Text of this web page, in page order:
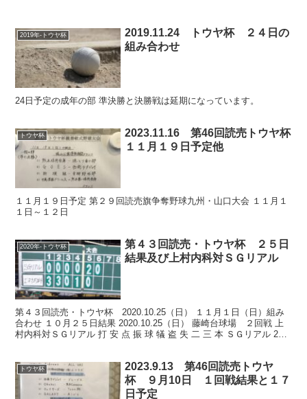
2019年-トウヤ杯
2019.11.24 トウヤ杯 ２４日の
組み合わせ
24日予定の成年の部 準決勝と決勝戦は延期になっています。
トウヤ杯
2023.11.16 第46回読売トウヤ杯
１１月１９日予定他
１１月１９日予定 第２９回読売旗争奪野球九州・山口大会 １１月１
１日～１２日
2020年-トウヤ杯
第４３回読売・トウヤ杯 ２５日
結果及び上村内科対ＳＧリアル
第４３回読売・トウヤ杯 2020.10.25（日） １１月１日（日）組み
合わせ １０月２５日結果 2020.10.25（日） 藤崎台球場 ２回戦 上
村内科対ＳＧリアル 打 安 点 振 球 犠 盗 失 二 三 本 ＳＧリアル 25 3
トウヤ杯
2023.9.13 第46回読売トウヤ
杯 ９月10日 １回戦結果と１７
日予定